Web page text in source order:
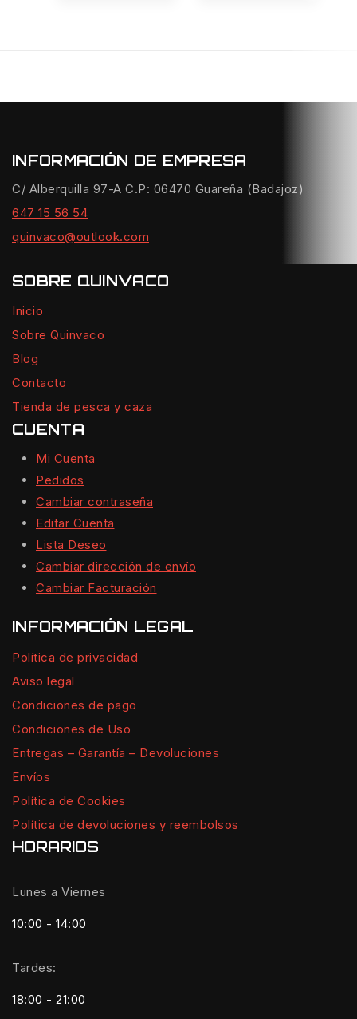
INFORMACIÓN DE EMPRESA
C/ Alberquilla 97-A C.P: 06470 Guareña (Badajoz)
647 15 56 54
quinvaco@outlook.com
SOBRE QUINVACO
Inicio
Sobre Quinvaco
Blog
Contacto
Tienda de pesca y caza
CUENTA
Mi Cuenta
Pedidos
Cambiar contraseña
Editar Cuenta
Lista Deseo
Cambiar dirección de envío
Cambiar Facturación
INFORMACIÓN LEGAL
Política de privacidad
Aviso legal
Condiciones de pago
Condiciones de Uso
Entregas – Garantía – Devoluciones
Envíos
Política de Cookies
Política de devoluciones y reembolsos
HORARIOS
Lunes a Viernes
10:00 - 14:00
Tardes:
18:00 - 21:00